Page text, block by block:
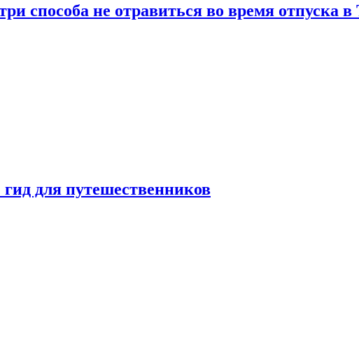
способа не отравиться во время отпуска в
для путешественников